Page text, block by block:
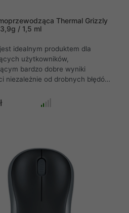
Thermal Grizzly
/ 1,5 ml
idealnym produktem dla
użytkowników,
bardzo dobre wyniki
niezależnie od drobnych błędów
powierzchni oraz dobre
termotransferowe sprawiają, że
Stanowi on alternatywę dla
dołączanego do
niezwykłym stosunkiem